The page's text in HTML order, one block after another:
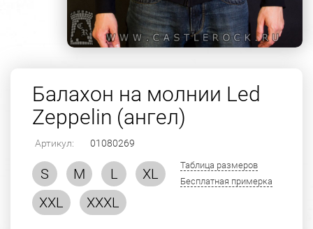
Балахон на молнии Led
Zeppelin (ангел)
Артикул: 01080269
S M L
XL
XXL
XXXL
Таблица размеров
Бесплатная примерка